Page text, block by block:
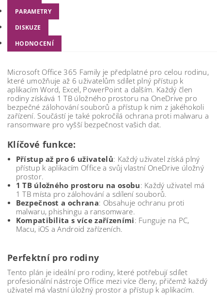
PARAMETRY
DISKUZE
HODNOCENÍ
Microsoft Office 365 Family je předplatné pro celou rodinu,
které umožňuje až 6 uživatelům sdílet plný přístup k
aplikacím Word, Excel, PowerPoint a dalším. Každý člen
rodiny získává 1 TB úložného prostoru na OneDrive pro
bezpečné zálohování souborů a přístup k nim z jakéhokoli
zařízení. Součástí je také pokročilá ochrana proti malwaru a
ransomware pro vyšší bezpečnost vašich dat.
Klíčové funkce:
Přístup až pro 6 uživatelů: Každý uživatel získá plný
přístup k aplikacím Office a svůj vlastní OneDrive úložný
prostor.
1 TB úložného prostoru na osobu: Každý uživatel má
1 TB místa pro zálohování a sdílení souborů.
Bezpečnost a ochrana: Obsahuje ochranu proti
malwaru, phishingu a ransomware.
Kompatibilita s více zařízeními: Funguje na PC,
Macu, iOS a Android zařízeních.
Perfektní pro rodiny
Tento plán je ideální pro rodiny, které potřebují sdílet
profesionální nástroje Office mezi více členy, přičemž každý
uživatel má vlastní úložný prostor a přístup k aplikacím.